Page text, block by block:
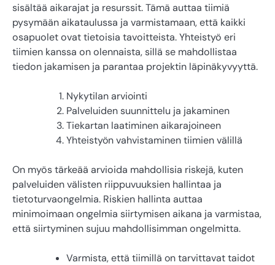
sisältää aikarajat ja resurssit. Tämä auttaa tiimiä
pysymään aikataulussa ja varmistamaan, että kaikki
osapuolet ovat tietoisia tavoitteista. Yhteistyö eri
tiimien kanssa on olennaista, sillä se mahdollistaa
tiedon jakamisen ja parantaa projektin läpinäkyvyyttä.
Nykytilan arviointi
Palveluiden suunnittelu ja jakaminen
Tiekartan laatiminen aikarajoineen
Yhteistyön vahvistaminen tiimien välillä
On myös tärkeää arvioida mahdollisia riskejä, kuten
palveluiden välisten riippuvuuksien hallintaa ja
tietoturvaongelmia. Riskien hallinta auttaa
minimoimaan ongelmia siirtymisen aikana ja varmistaa,
että siirtyminen sujuu mahdollisimman ongelmitta.
Varmista, että tiimillä on tarvittavat taidot